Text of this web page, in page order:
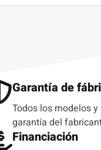
Garantía de
Todos los modelos
garantía del
Financiación